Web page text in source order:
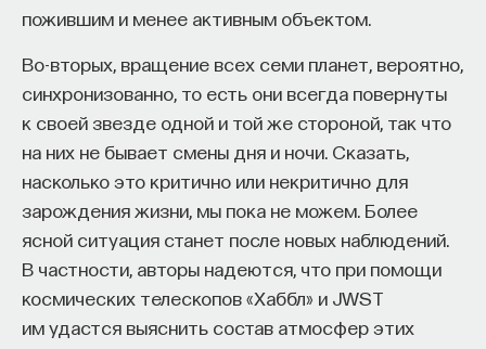
пожившим и менее активным объектом.
Во-вторых, вращение всех семи планет, вероятно,
синхронизованно, то есть они всегда повернуты
к своей звезде одной и той же стороной, так что
на них не бывает смены дня и ночи. Сказать,
насколько это критично или некритично для
зарождения жизни, мы пока не можем. Более
ясной ситуация станет после новых наблюдений.
В частности, авторы надеются, что при помощи
космических телескопов «Хаббл» и JWST
им удастся выяснить состав атмосфер этих